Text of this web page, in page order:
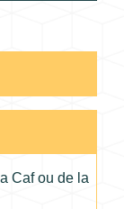
Caf ou de la